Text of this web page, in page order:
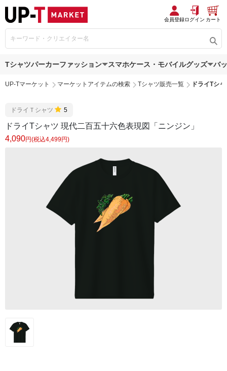
会員登録ログイン カート
Tシャツパーカーファッション スマホケース・モバイルグッズ バ
UP-Tマーケット マーケットアイテムの検索 Tシャツ販売一覧 ドライTシ
ドライＴシャツ 5
ドライTシャツ 現代二百五十六色表現図「ニンジン」
4,090円(税込4,499円)